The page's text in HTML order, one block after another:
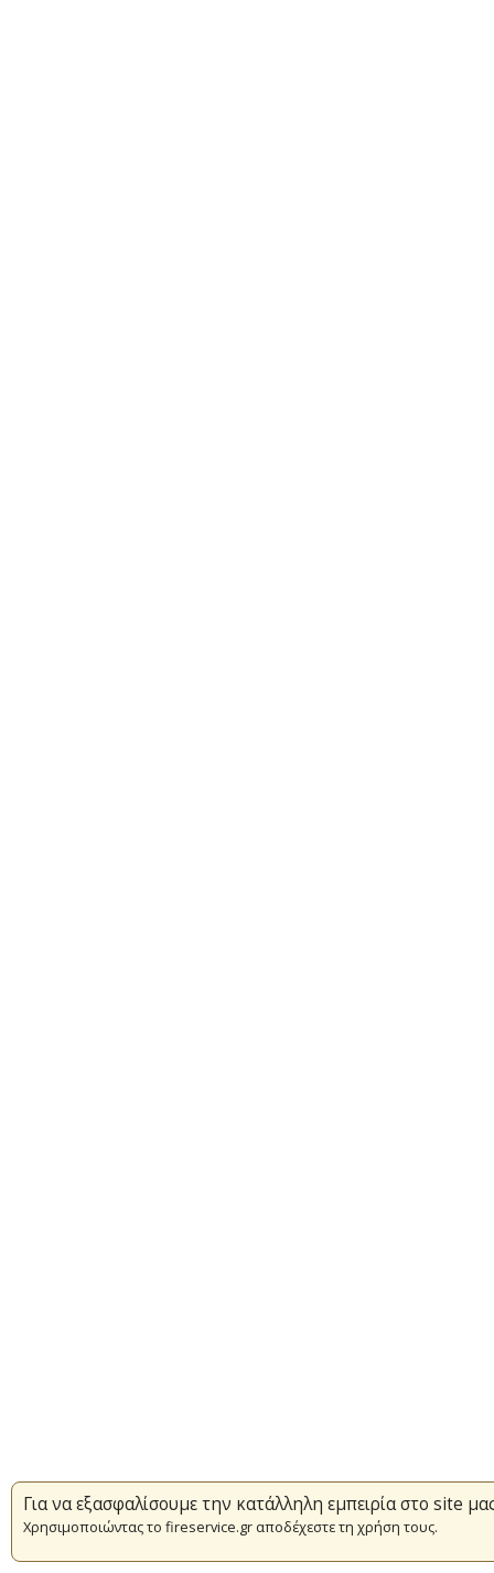
Για να εξασφαλίσουμε την κατάλληλη εμπειρία στο site
Χρησιμοποιώντας το fireservice.gr αποδέχεστε τη χρήση τους.